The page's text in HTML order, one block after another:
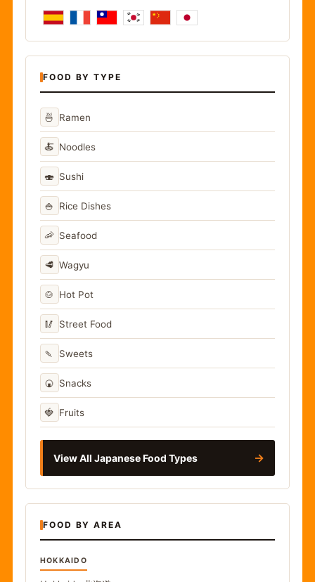
FOOD BY TYPE
🍜 Ramen
🍝 Noodles
🍣 Sushi
🍚 Rice Dishes
🦐 Seafood
🥩 Wagyu
🍲 Hot Pot
🥢 Street Food
🍡 Sweets
🍘 Snacks
🍓 Fruits
View All Japanese Food Types →
FOOD BY AREA
HOKKAIDO